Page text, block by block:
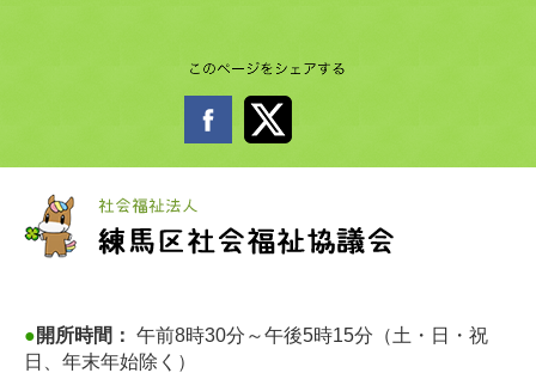
●開所時間： 午前8時30分～午後5時15分（土・日・祝
日、年末年始除く）